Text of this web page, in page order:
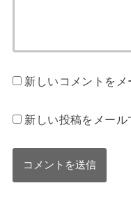
新しいコメントをメ
新しい投稿をメール